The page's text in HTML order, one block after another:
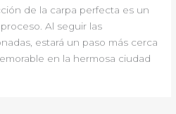
de la carpa perfecta es un
Al seguir las
estará un paso más cerca
en la hermosa ciudad